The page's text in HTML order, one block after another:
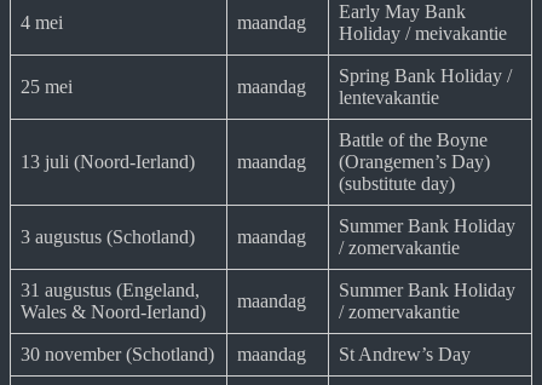
4 mei maandag
Early May Bank
Holiday / meivakantie
25 mei maandag
Spring Bank Holiday /
lentevakantie
13 juli (Noord-Ierland) maandag
Battle of the Boyne
(Orangemen’s Day)
(substitute day)
3 augustus (Schotland) maandag
Summer Bank Holiday
/ zomervakantie
31 augustus (Engeland,
Wales & Noord-Ierland)
maandag
Summer Bank Holiday
/ zomervakantie
30 november (Schotland) maandag St Andrew’s Day